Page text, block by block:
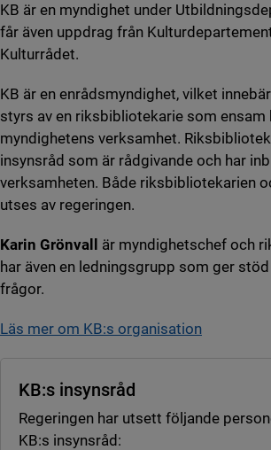
KB är en myndighet under
får även uppdrag från
Kulturrådet.
KB är en enrådsmyndighet, vilket
styrs av en riksbibliotekarie som ensam
myndighetens verksamhet.
insynsråd som är rådgivande och har
verksamheten. Både riksbibliotekarien
utses av regeringen.
Karin Grönvall
är myndighetschef och
har även en ledningsgrupp som ger
frågor.
Läs mer om KB:s organisation
KB:s insynsråd
Regeringen har utsett följande
KB:s insynsråd: